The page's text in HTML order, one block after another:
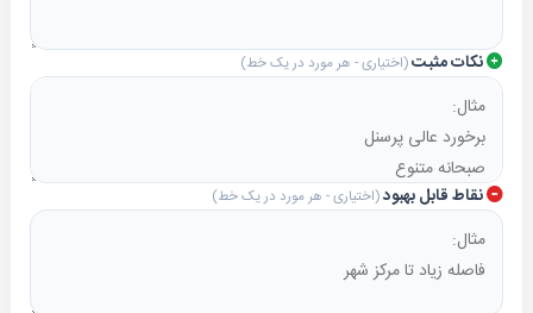
نکات مثبت(اختیاری - هر مورد در یک خط)
نقاط قابل بهبود(اختیاری - هر مورد در یک خط)